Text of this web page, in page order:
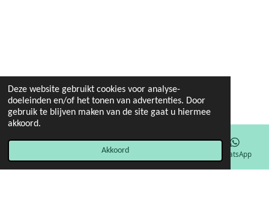
Deze website gebruikt cookies voor analyse-
doeleinden en/of het tonen van advertenties. Door
gebruik te blijven maken van de site gaat u hiermee
akkoord.
Akkoord WhatsApp